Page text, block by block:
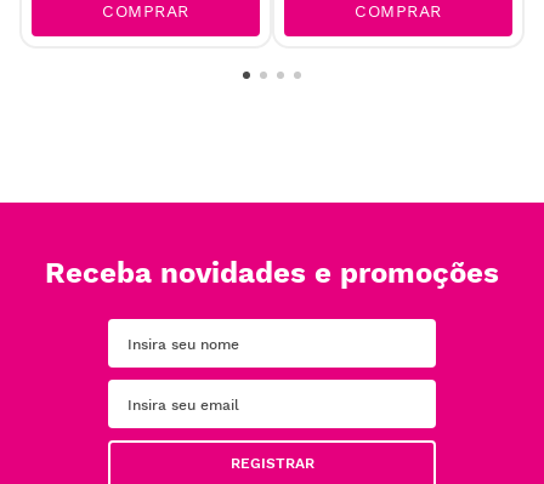
COMPRAR COMPRAR
Receba novidades e promoções
REGISTRAR